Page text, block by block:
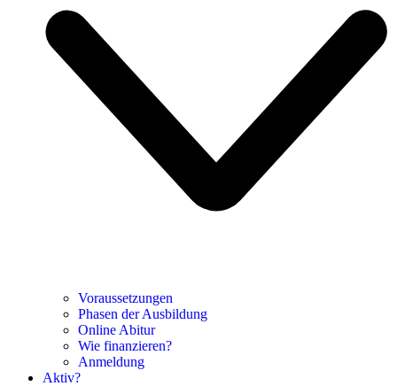
Voraussetzungen
Phasen der Ausbildung
Online Abitur
Wie finanzieren?
Anmeldung
Aktiv?